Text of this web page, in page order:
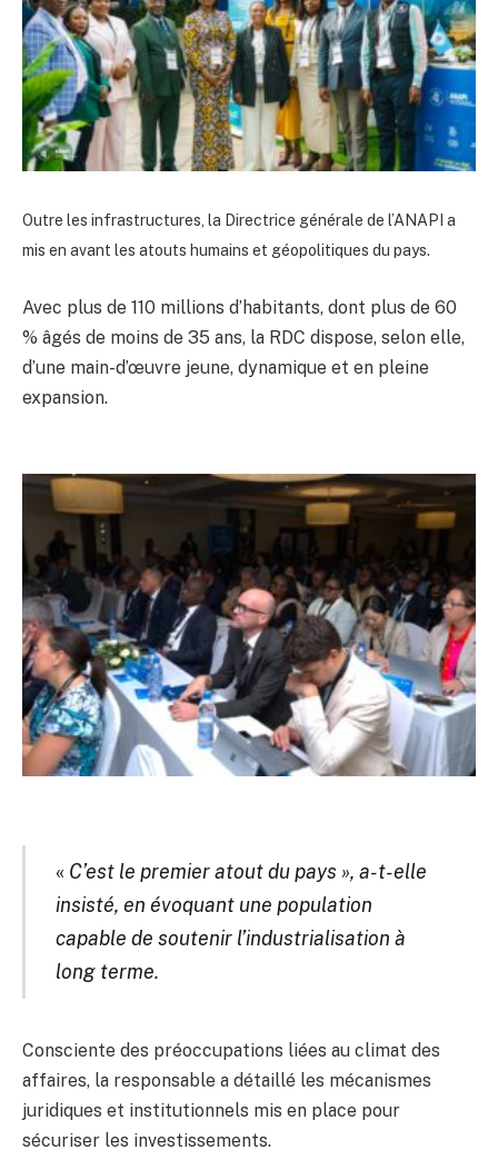
Outre les infrastructures, la Directrice générale de l’ANAPI a
mis en avant les atouts humains et géopolitiques du pays.
Avec plus de 110 millions d’habitants, dont plus de 60
% âgés de moins de 35 ans, la RDC dispose, selon elle,
d’une main-d’œuvre jeune, dynamique et en pleine
expansion.
« C’est le premier atout du pays », a-t-elle
insisté, en évoquant une population
capable de soutenir l’industrialisation à
long terme.
Consciente des préoccupations liées au climat des
affaires, la responsable a détaillé les mécanismes
juridiques et institutionnels mis en place pour
sécuriser les investissements.